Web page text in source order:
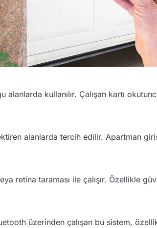
kullanılır. Çalışan kartı
alanlarda tercih edilir. Apartman
retina taraması ile çalışır. Özellikle
üzerinden çalışan bu sistem,